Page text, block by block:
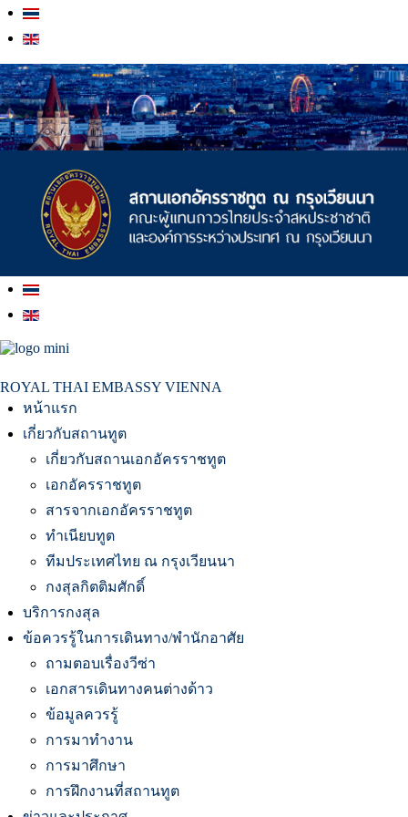
ROYAL THAI EMBASSY VIENNA
หน้าแรก
เกี่ยวกับสถานทูต
เกี่ยวกับสถานเอกอัครราชทูต
เอกอัครราชทูต
สารจากเอกอัครราชทูต
ทำเนียบทูต
ทีมประเทศไทย ณ กรุงเวียนนา
กงสุลกิตติมศักดิ์
บริการกงสุล
ข้อควรรู้ในการเดินทาง/พำนักอาศัย
ถามตอบเรื่องวีซ่า
เอกสารเดินทางคนต่างด้าว
ข้อมูลควรรู้
การมาทำงาน
การมาศึกษา
การฝึกงานที่สถานทูต